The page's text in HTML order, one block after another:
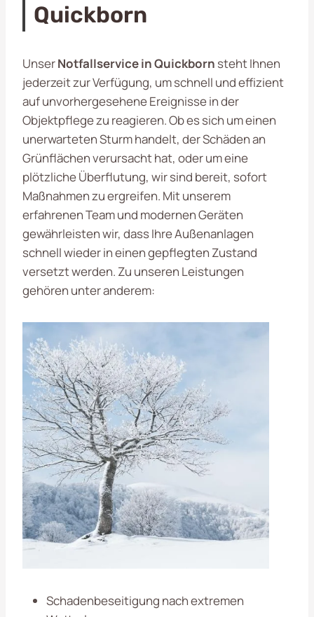
Quickborn
UnserNotfallservice in Quickborn steht Ihnen
jederzeit zur Verfügung, um schnell und effizient
auf unvorhergesehene Ereignisse in der
Objektpflege zu reagieren. Ob es sich um einen
unerwarteten Sturm handelt, der Schäden an
Grünflächen verursacht hat, oder um eine
plötzliche Überflutung, wir sind bereit, sofort
Maßnahmen zu ergreifen. Mit unserem
erfahrenen Team und modernen Geräten
gewährleisten wir, dass Ihre Außenanlagen
schnell wieder in einen gepflegten Zustand
versetzt werden. Zu unseren Leistungen
gehören unter anderem:
Schadenbeseitigung nach extremen